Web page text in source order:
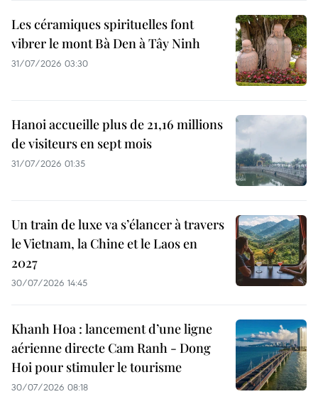
Les céramiques spirituelles font
vibrer le mont Bà Den à Tây Ninh
31/07/2026 03:30
Hanoi accueille plus de 21,16 millions
de visiteurs en sept mois ​
31/07/2026 01:35
Un train de luxe va s’élancer à travers
le Vietnam, la Chine et le Laos en
2027
30/07/2026 14:45
Khanh Hoa : lancement d’une ligne
aérienne directe Cam Ranh - Dong
Hoi pour stimuler le tourisme
30/07/2026 08:18